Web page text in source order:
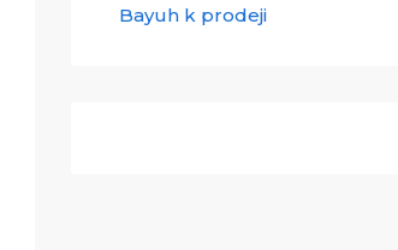
Bayuh k prodeji